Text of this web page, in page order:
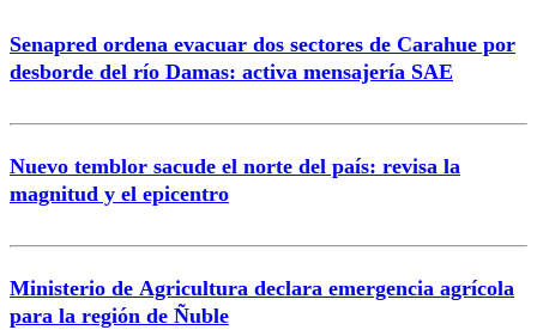
Senapred ordena evacuar dos sectores de Carahue por
desborde del río Damas: activa mensajería SAE
Nuevo temblor sacude el norte del país: revisa la
magnitud y el epicentro
Ministerio de Agricultura declara emergencia agrícola
para la región de Ñuble